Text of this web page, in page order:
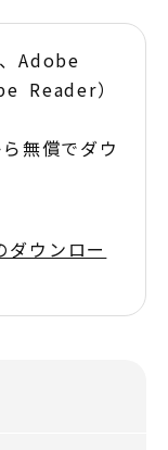
Adobe
Reader）
無償でダウ
ウンロー